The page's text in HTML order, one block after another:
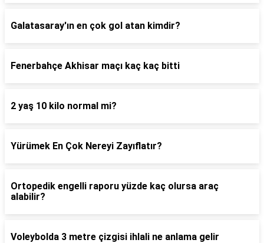
Galatasaray'ın en çok gol atan kimdir?
Fenerbahçe Akhisar maçı kaç kaç bitti
2 yaş 10 kilo normal mi?
Yürümek En Çok Nereyi Zayıflatır?
Ortopedik engelli raporu yüzde kaç olursa araç
alabilir?
Voleybolda 3 metre çizgisi ihlali ne anlama gelir